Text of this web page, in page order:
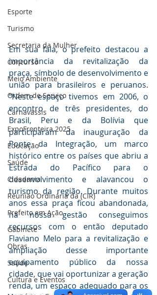
Esporte
Turismo
Secretaria da Mulher
Concurso
Meio Ambiente
Ordem de Serviço
Carnavassis
ExpoFronteira 2025
Educação
Saúde
Cidadania
Reunião Ordinária da (CIR)
Prefeito em Ação
Gabinete
Obras
Saúde
Cultura e Eventos
Em sua fala, o prefeito destacou a
importância da revitalização da
praça, símbolo de desenvolvimento e
união para brasileiros e peruanos.
“Neste espaço tivemos em 2006, o
encontro de três presidentes, do
Brasil, Peru e da Bolívia que
participaram da inauguração da
Ponte da Integração, um marco
histórico entre os países que abriu a
Estrada do Pacífico para o
desenvolvimento e alavancou o
turismo da região. Durante muitos
anos essa praça ficou abandonada,
na nossa gestão conseguimos
recursos com o então deputado
Flaviano Melo para a revitalização e
ampliação desse importante
equipamento público da nossa
cidade, que vai oportunizar a geração
renda, um espaço adequado para os